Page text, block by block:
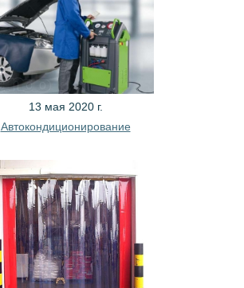
13 мая 2020 г.
Автокондиционирование